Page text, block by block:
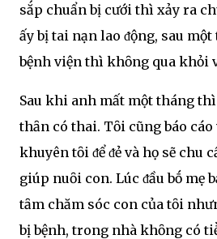
sắp chuẩn bị cưới thì xảy ra
ấy bị tai nạn lao ᵭộng, sau
bệnh viện thì khȏng qua khỏi
Sau khi anh mất một tháng
thȃn có thai. Tȏi cũng báo cáo
khuyên tȏi ᵭể ᵭẻ và họ sẽ chu
giúp nuȏi con. Lúc ᵭầu bṓ mẹ
tȃm chăm sóc con của tȏi
bị bệnh, trong nhà khȏng có